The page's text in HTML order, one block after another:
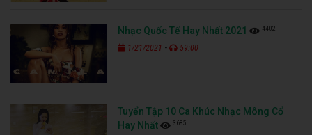
Nhạc Quốc Tế Hay Nhất 2021 4402
1/21/2021 - 59:00
Tuyển Tập 10 Ca Khúc Nhạc Mông Cổ
Hay Nhất
3685